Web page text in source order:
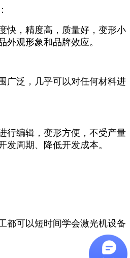
快，精度高，质量好，变形小
外观形象和品牌效应。
广泛，几乎可以对任何材料进
行编辑，变形方便，不受产量
发周期、降低开发成本。
都可以短时间学会激光机设备